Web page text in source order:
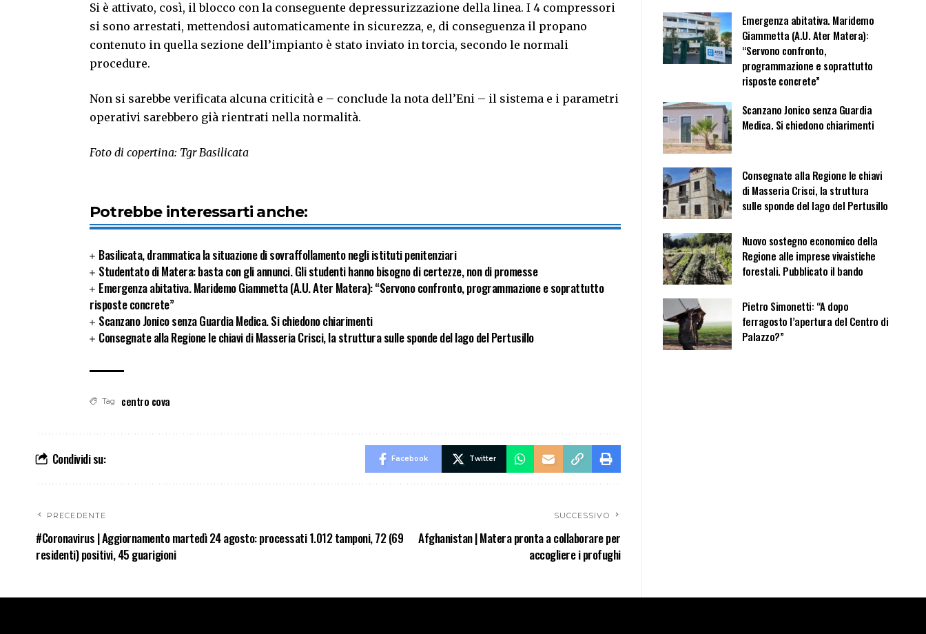
Si è attivato, così, il blocco con la conseguente depressurizzazione della linea. I 4 compressori
si sono arrestati, mettendosi automaticamente in sicurezza, e, di conseguenza il propano
contenuto in quella sezione dell’impianto è stato inviato in torcia, secondo le normali
procedure.
Non si sarebbe verificata alcuna criticità e – conclude la nota dell’Eni – il sistema e i parametri
operativi sarebbero già rientrati nella normalità.
Foto di copertina: Tgr Basilicata
Potrebbe interessarti anche:
Basilicata, drammatica la situazione di sovraffollamento negli istituti penitenziari
Studentato di Matera: basta con gli annunci. Gli studenti hanno bisogno di certezze, non di promesse
Emergenza abitativa. Maridemo Giammetta (A.U. Ater Matera): “Servono confronto, programmazione e soprattutto
risposte concrete”
Scanzano Jonico senza Guardia Medica. Si chiedono chiarimenti
Consegnate alla Regione le chiavi di Masseria Crisci, la struttura sulle sponde del lago del Pertusillo
Tag centro cova
Condividi su: Facebook Twitter
PRECEDENTE
#Coronavirus | Aggiornamento martedì 24 agosto: processati 1.012 tamponi, 72 (69
residenti) positivi, 45 guarigioni
SUCCESSIVO
Afghanistan | Matera pronta a collaborare per
accogliere i profughi
Emergenza abitativa. Maridemo
Giammetta (A.U. Ater Matera):
“Servono confronto,
programmazione e soprattutto
risposte concrete”
Scanzano Jonico senza Guardia
Medica. Si chiedono chiarimenti
Consegnate alla Regione le chiavi
di Masseria Crisci, la struttura
sulle sponde del lago del Pertusillo
Nuovo sostegno economico della
Regione alle imprese vivaistiche
forestali. Pubblicato il bando
Pietro Simonetti: “A dopo
ferragosto l’apertura del Centro di
Palazzo?”